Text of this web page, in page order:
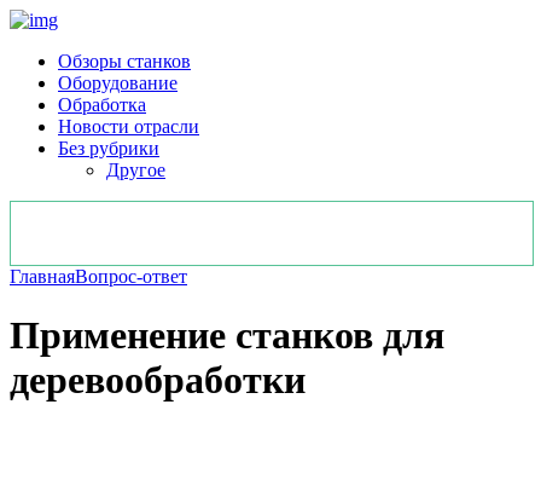
Обзоры станков
Оборудование
Обработка
Новости отрасли
Без рубрики
Другое
ГлавнаяВопрос-ответ
Применение станков для
деревообработки